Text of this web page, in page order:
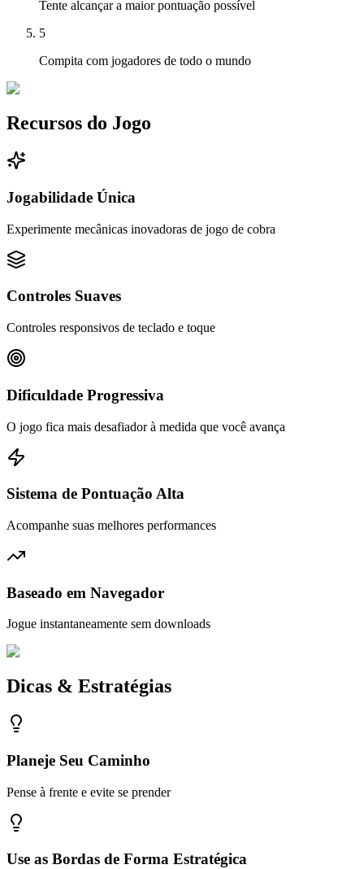
Tente alcançar a maior pontuação possível
5
Compita com jogadores de todo o mundo
Recursos do Jogo
Jogabilidade Única
Experimente mecânicas inovadoras de jogo de cobra
Controles Suaves
Controles responsivos de teclado e toque
Dificuldade Progressiva
O jogo fica mais desafiador à medida que você avança
Sistema de Pontuação Alta
Acompanhe suas melhores performances
Baseado em Navegador
Jogue instantaneamente sem downloads
Dicas & Estratégias
Planeje Seu Caminho
Pense à frente e evite se prender
Use as Bordas de Forma Estratégica